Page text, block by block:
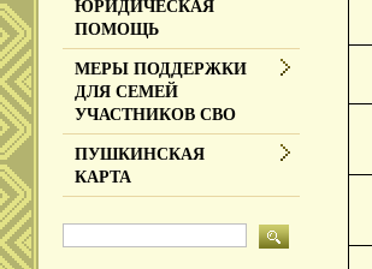
ЮРИДИЧЕСКАЯ
ПОМОЩЬ
МЕРЫ ПОДДЕРЖКИ
ДЛЯ СЕМЕЙ
УЧАСТНИКОВ СВО
ПУШКИНСКАЯ
КАРТА